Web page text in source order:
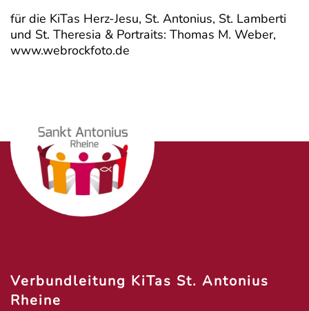
für die KiTas Herz-Jesu, St. Antonius, St. Lamberti
und St. Theresia & Portraits: Thomas M. Weber,
www.webrockfoto.de
Verbundleitung KiTas St. Antonius
Rheine